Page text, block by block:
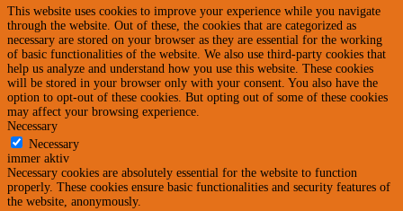
This website uses cookies to improve your experience while you navigate
through the website. Out of these, the cookies that are categorized as
necessary are stored on your browser as they are essential for the working
of basic functionalities of the website. We also use third-party cookies that
help us analyze and understand how you use this website. These cookies
will be stored in your browser only with your consent. You also have the
option to opt-out of these cookies. But opting out of some of these cookies
may affect your browsing experience.
Necessary
Necessary
immer aktiv
Necessary cookies are absolutely essential for the website to function
properly. These cookies ensure basic functionalities and security features of
the website, anonymously.